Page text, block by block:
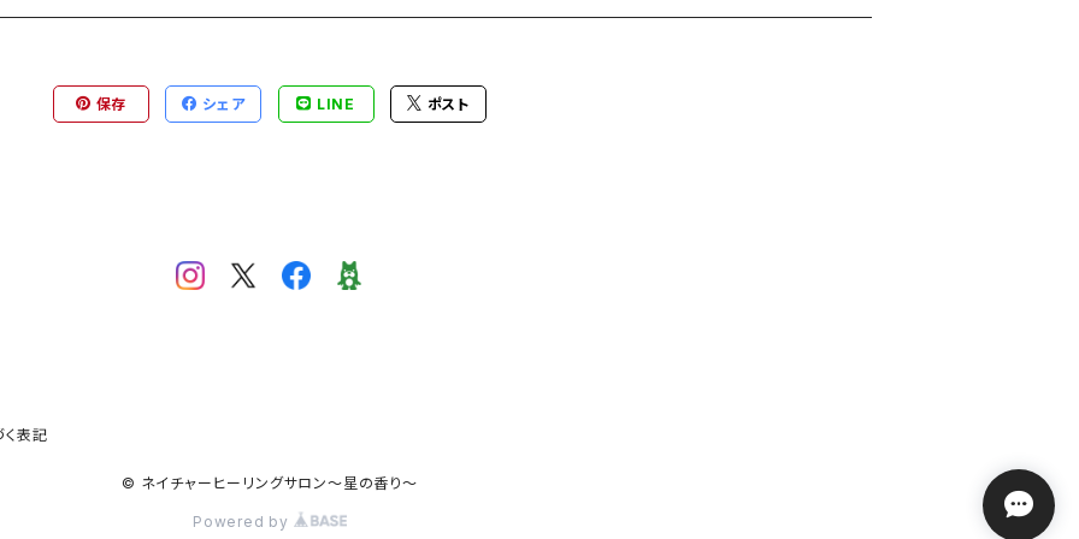
保存 シェア LINE ポスト
表記
© ネイチャーヒーリングサロン〜星の香り〜
Powered by